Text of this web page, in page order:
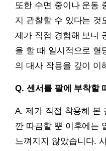
또한 수면 중이나 운동
지 관찰할 수 있다는 것
제가 직접 경험해 보니
을 할 때 일시적으로 혈
의 대사 작용을 깊이 이
Q. 센서를 팔에 부착할
A. 제가 직접 착용해 본
깐 따끔할 뿐 이후에는
느껴지지 않았습니다.